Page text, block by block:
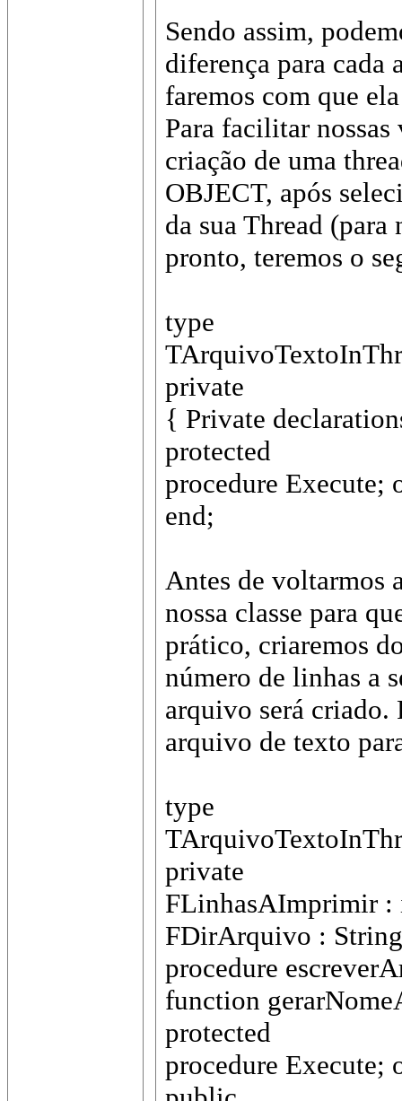
Sendo assim,
diferença para cada
faremos com que
Para facilitar
criação de uma
OBJECT, após
da sua Thread
pronto, teremos o
type
private
{ Private
protected
procedure Execute;
end;
Antes de voltarmos
nossa classe para
prático, criaremos
número de linhas a
arquivo será criado.
arquivo de texto
type
private
FLinhasAImprimir :
FDirArquivo :
procedure
function
protected
procedure Execute;